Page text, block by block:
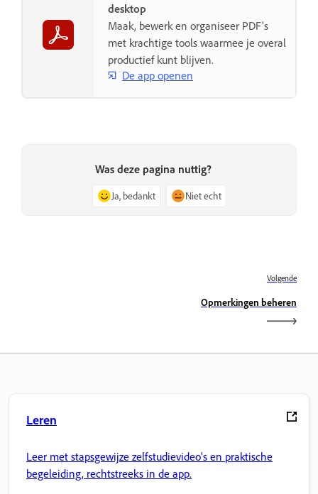
desktop
Maak, bewerk en organiseer PDF's
met krachtige tools waarmee je overal
productief kunt blijven.
De app openen
Was deze pagina nuttig?
Ja, bedankt Niet echt
Volgende
Opmerkingen beheren
Leren
Leer met stapsgewijze zelfstudievideo's en praktische
begeleiding, rechtstreeks in de app.